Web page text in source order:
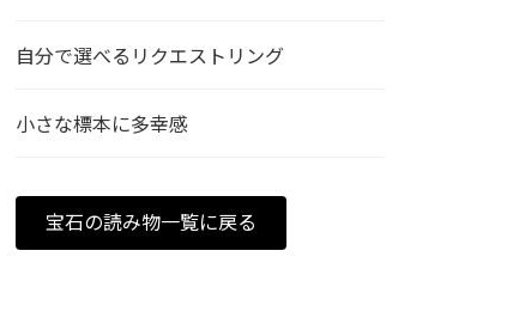
自分で選べるリクエストリング
小さな標本に多幸感
宝石の読み物一覧に戻る